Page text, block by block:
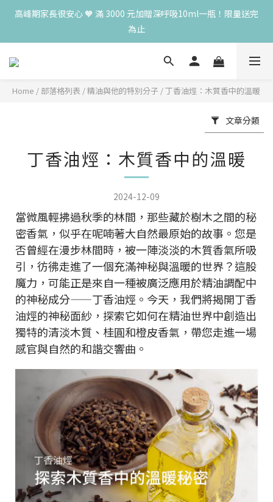
高峰期家長很安心 🧡 滿 3000 元加贈深呼吸10ml一瓶！限量送完
為止
高峰期家長很安心 🧡 滿 3000 元加贈深呼吸10ml一瓶！限量送完
為止
😍 8月慶典！250ml 無痛/深呼吸/橙花開賣！獨享 68 折再送 20ml
😍 50ml 任一瓶結帳享 8 折，任三瓶享 75 折，任五瓶享 7 折！想
大量訂購另有優惠，快來私訊小編哦 👉
為止
Home / 部落格列表 /精油與他的特別分子 /丁香油烴：木質香中的溫暖
文章分類
丁香油烴：木質香中的溫暖
2024-12-09
當微風輕拂過秋季的林間，那些藏於樹木之間的秘
密香氣，似乎在呢喃著大自然最原始的故事。您是
否曾經在漫步林間時，被一陣淡淡的木質香氣所吸
引，彷彿走進了一個充滿神秘與溫暖的世界？這股
魔力，可能正是來自一種被廣泛應用於精油調配中
的神秘成分——丁香油烴。今天，我們將揭開丁香
油烴的神秘面紗，探索它如何在精油世界中創造出
獨特的清淡木質、桂圓和橙皮香氣，帶您走進一場
感官與自然的和諧交響曲。